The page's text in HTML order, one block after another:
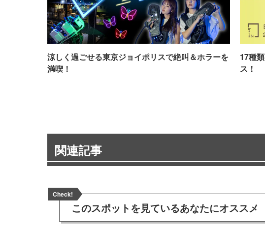
涼しく過ごせる東京ジョイポリスで絶叫＆ホラーを
満喫！
17種
ス！
関連記事
Check!
このスポットを見ているあなたにオススメ